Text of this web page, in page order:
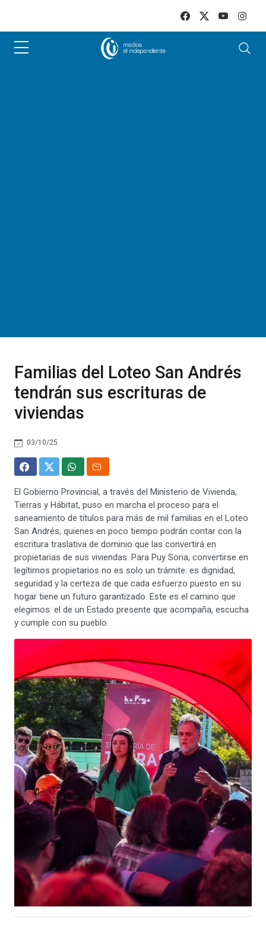
Familias del Loteo San Andrés
tendrán sus escrituras de
viviendas
03/10/25
El Gobierno Provincial, a través del Ministerio de Vivienda,
Tierras y Hábitat, puso en marcha el proceso para el
saneamiento de títulos para más de mil familias en el Loteo
San Andrés, quienes en poco tiempo podrán contar con la
escritura traslativa de dominio que las convertirá en
propietarias de sus viviendas. Para Puy Soria, convertirse en
legítimos propietarios no es solo un trámite: es dignidad,
seguridad y la certeza de que cada esfuerzo puesto en su
hogar tiene un futuro garantizado. Este es el camino que
elegimos: el de un Estado presente que acompaña, escucha
y cumple con su pueblo.